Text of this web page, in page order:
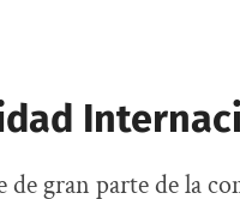
gran parte de la